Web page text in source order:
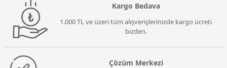
Kargo Bedava
1.000 TL ve üzeri tüm alışverişlerinizde kargo ücreti
bizden.
Çözüm Merkezi